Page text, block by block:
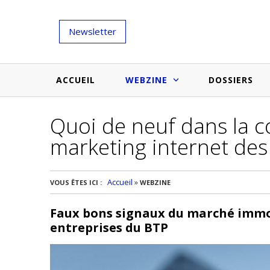
Newsletter
ACCUEIL WEBZINE
Salons et évènementiels
Nouveautés et inspirations
Médias du bâtiment
Techniques et conseils
Billets d'humeur
Etudes et enquêtes
DOSSIERS
Annuaire
Produits du bâtiment
Actualités des membres
Quoi de neuf dans la
marketing internet
VOUS ÊTES ICI : Accueil » WEBZINE
Faux bons signaux du marché
entreprises du BTP